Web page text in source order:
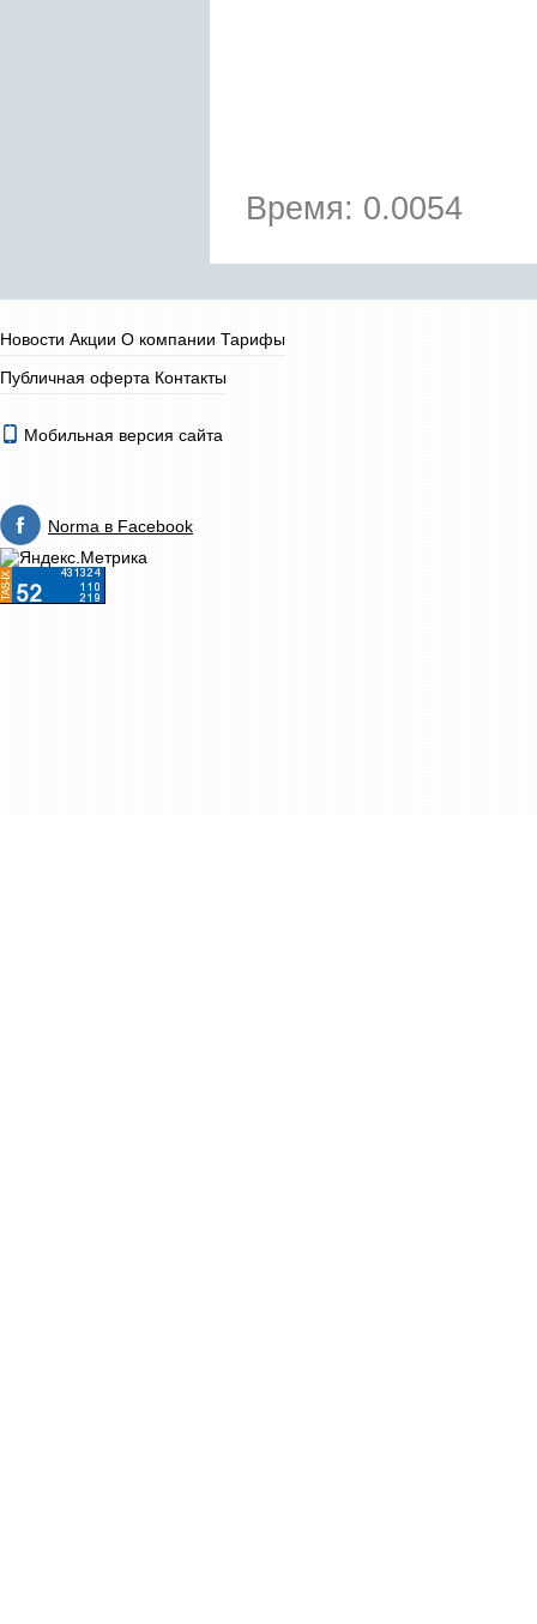
Время: 0.0054
Новости Акции О компании Тарифы
Публичная оферта Контакты
Мобильная версия сайта
Norma в Facebook